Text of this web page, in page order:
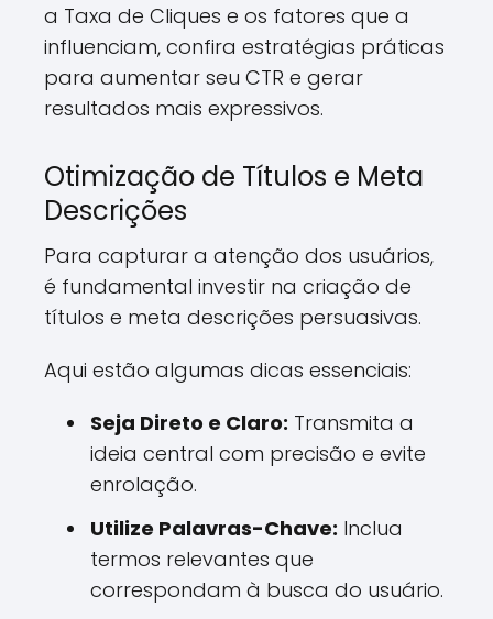
a Taxa de Cliques e os fatores que a
influenciam, confira estratégias práticas
para aumentar seu CTR e gerar
resultados mais expressivos.
Otimização de Títulos e Meta
Descrições
Para capturar a atenção dos usuários,
é fundamental investir na criação de
títulos e meta descrições persuasivas.
Aqui estão algumas dicas essenciais:
Seja Direto e Claro: Transmita a
ideia central com precisão e evite
enrolação.
Utilize Palavras-Chave: Inclua
termos relevantes que
correspondam à busca do usuário.